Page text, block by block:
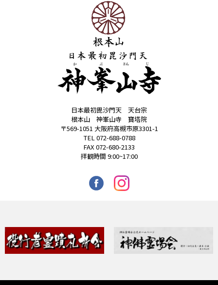
大仏塔「慈晃」
日本最初毘沙門天 天台宗
根本山 神峯山寺 寶塔院
〒569-1051 大阪府高槻市原3301-1
TEL 072-688-0788
FAX 072-680-2133
拝観時間 9:00~17:00